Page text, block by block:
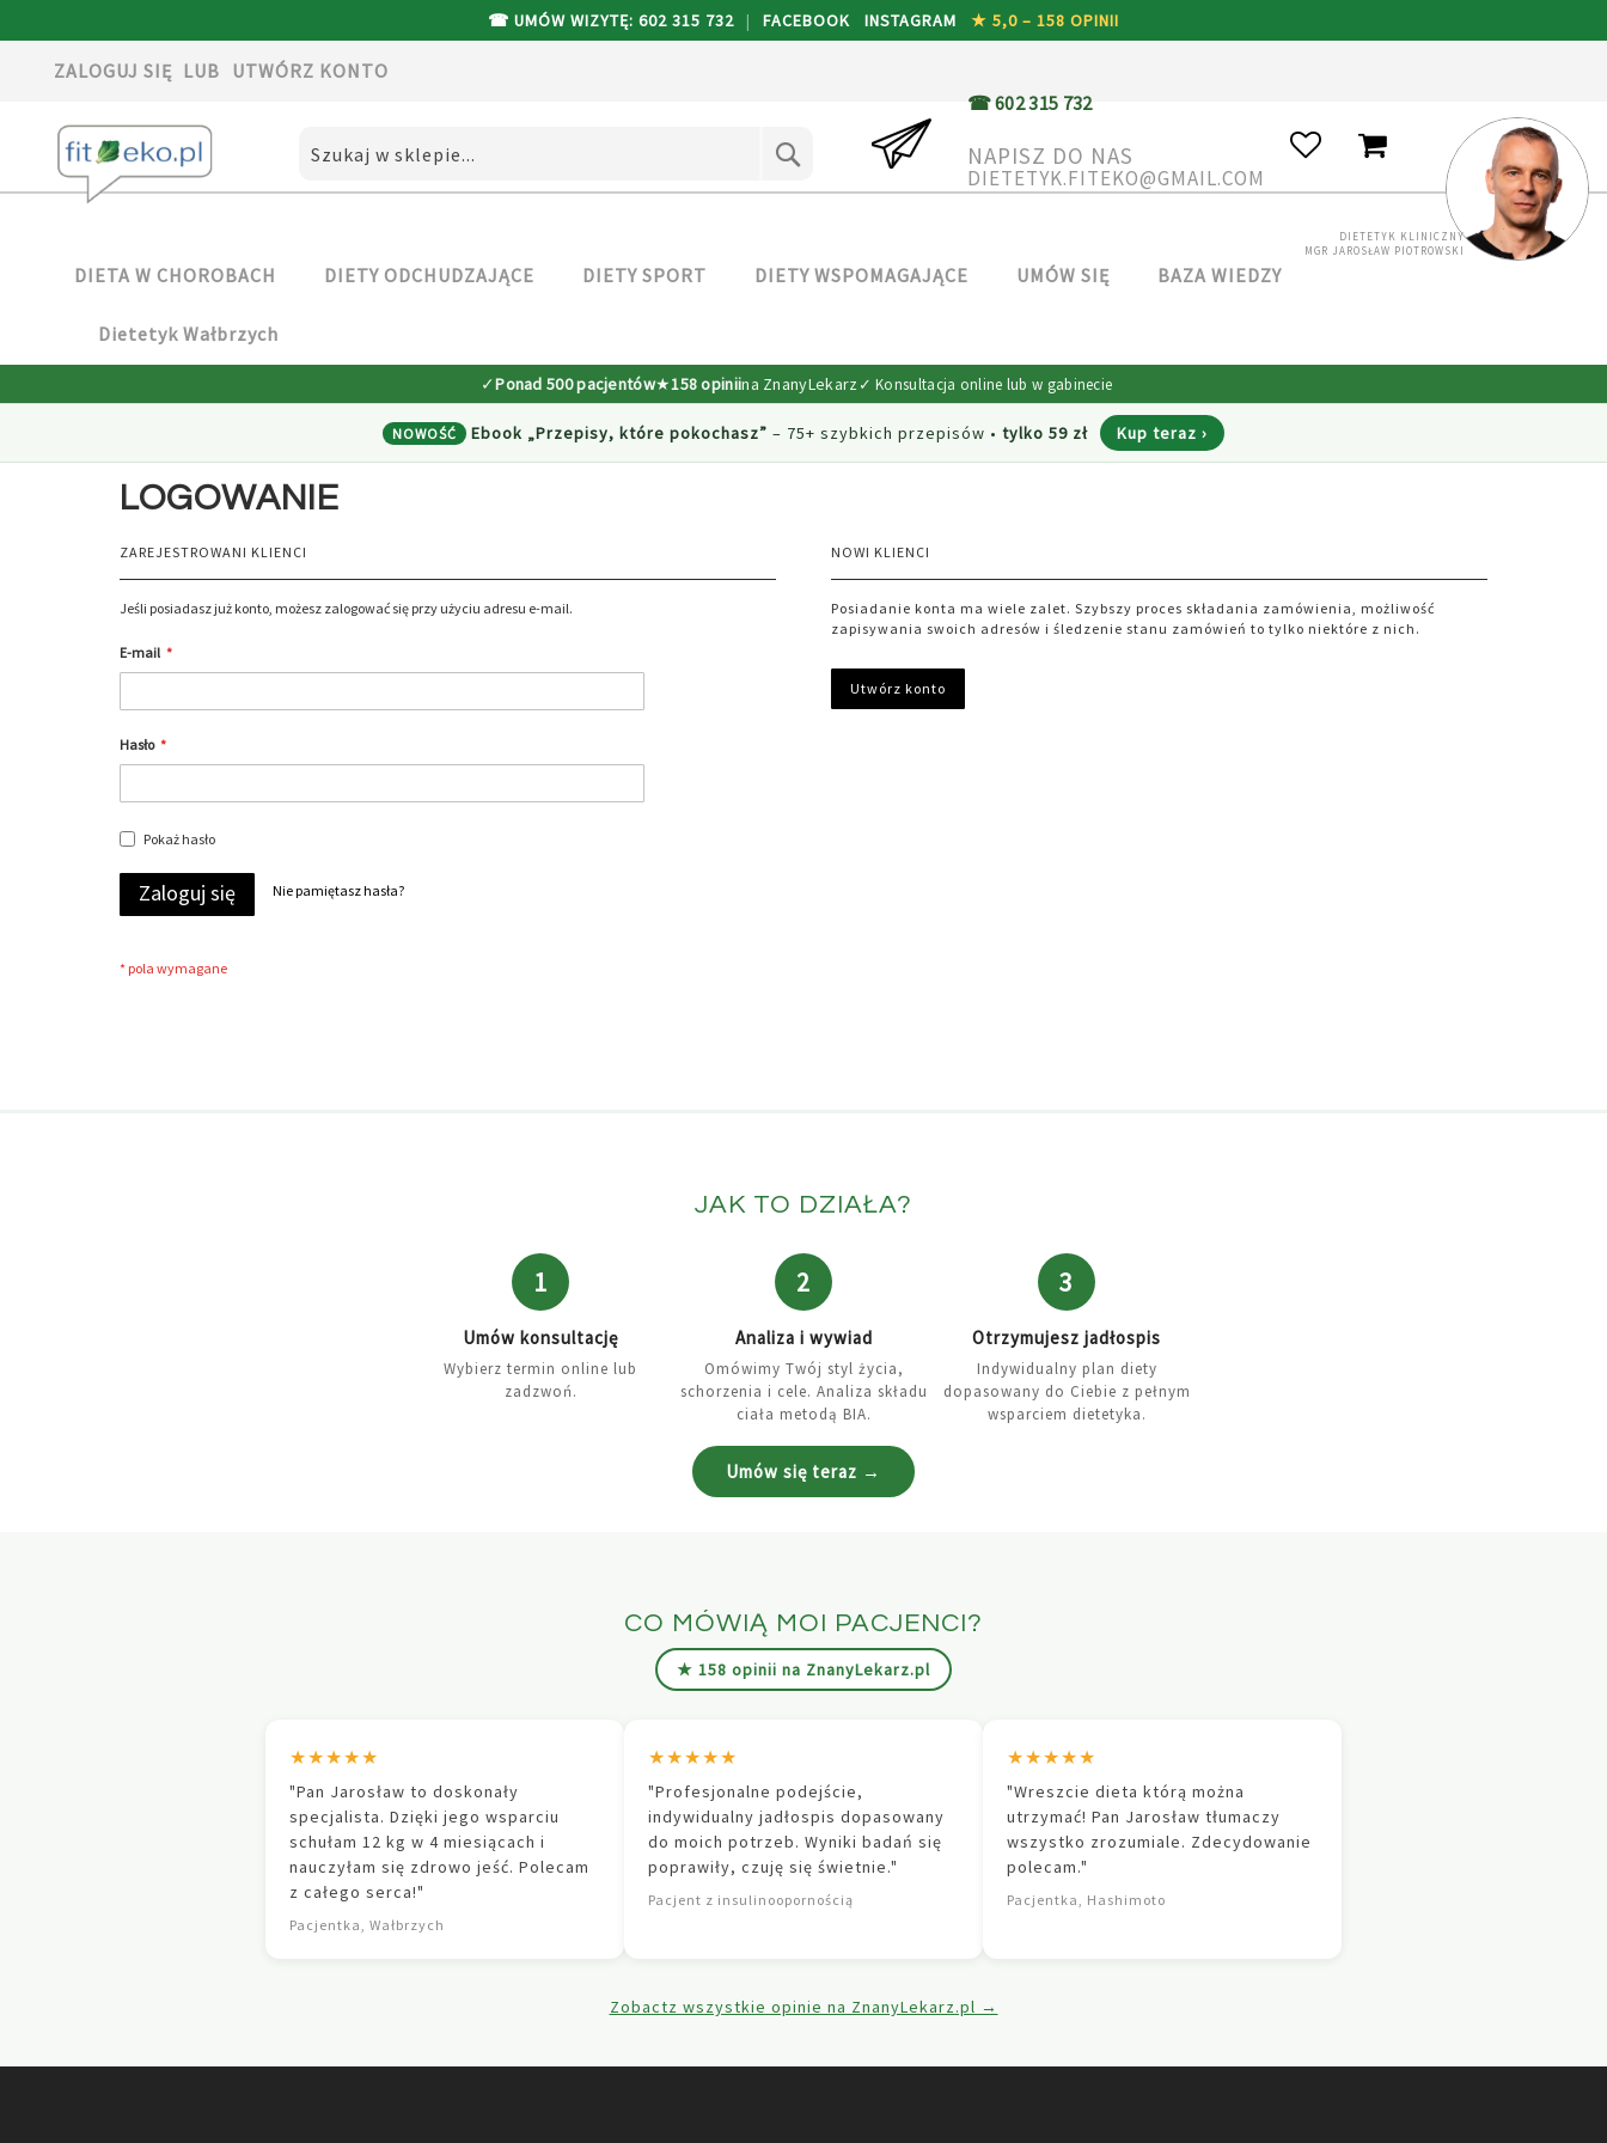
☎ UMÓW WIZYTĘ: 602 315 732 | FACEBOOK INSTAGRAM ★ 5,0 – 158 OPINII
PRZEJDŹ
TREŚCI
ZALOGUJ SIĘ UTWÓRZ KONTO
SEARCH NAPISZ DO NAS
DIETETYK.FITEKO@GMAIL.COM
MÓJ KOSZYK
DIETETYK KLINICZNY
MGR JAROSŁAW PIOTROWSKI
DIETA W CHOROBACH DIETY ODCHUDZAJĄCE DIETY SPORT DIETY WSPOMAGAJĄCE UMÓW SIĘ BAZA WIEDZY
Dietetyk Wałbrzych
✓Ponad 500 pacjentów★158 opiniina ZnanyLekarz
NOWOŚĆ Ebook „Przepisy, które pokochasz” – 75+ szybkich przepisów • tylko 59 zł Kup teraz ›
LOGOWANIE
ZAREJESTROWANI KLIENCI
Jeśli posiadasz już konto, możesz zalogować się przy użyciu adresu e-mail.
E-mail
Hasło
Pokaż hasło
Zaloguj się Nie pamiętasz hasła?
NOWI KLIENCI
Posiadanie konta ma wiele zalet. Szybszy proces składania zamówienia, możliwość
zapisywania swoich adresów i śledzenie stanu zamówień to tylko niektóre z nich.
Utwórz konto
JAK TO DZIAŁA?
1
Umów konsultację
Wybierz termin online lub
zadzwoń.
2
Analiza i wywiad
Omówimy Twój styl życia,
schorzenia i cele. Analiza składu
ciała metodą BIA.
3
Otrzymujesz jadłospis
Indywidualny plan diety
dopasowany do Ciebie z pełnym
wsparciem dietetyka.
Umów się teraz →
CO MÓWIĄ MOI PACJENCI?
★ 158 opinii na ZnanyLekarz.pl
★★★★★
"Pan Jarosław to doskonały
specjalista. Dzięki jego wsparciu
schułam 12 kg w 4 miesiącach i
nauczyłam się zdrowo jeść. Polecam
z całego serca!"
Pacjentka, Wałbrzych
★★★★★
"Profesjonalne podejście,
indywidualny jadłospis dopasowany
do moich potrzeb. Wyniki badań się
poprawiły, czuję się świetnie."
Pacjent z insulinoopornością
★★★★★
"Wreszcie dieta którą można
utrzymać! Pan Jarosław tłumaczy
wszystko zrozumiale. Zdecydowanie
polecam."
Pacjentka, Hashimoto
Zobactz wszystkie opinie na ZnanyLekarz.pl →